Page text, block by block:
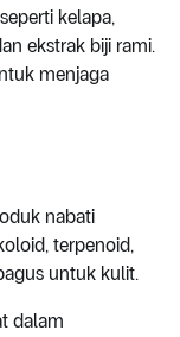
kelapa,
ekstrak biji rami.
menjaga
nabati
terpenoid,
untuk kulit.
dalam